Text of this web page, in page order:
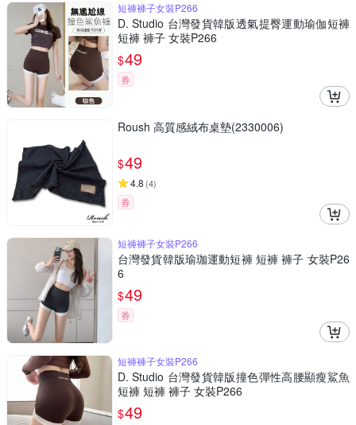
短褲褲子女裝P266
D. Studio 台灣發貨韓版透氣提臀運動瑜伽短褲
短褲 褲子 女裝P266
$49
券
Roush 高質感絨布桌墊(2330006)
$49
4.8 (4)
券
短褲褲子女裝P266
台灣發貨韓版瑜珈運動短褲 短褲 褲子 女裝P26
6
$49
券
短褲褲子女裝P266
D. Studio 台灣發貨韓版撞色彈性高腰顯瘦鯊魚
短褲 短褲 褲子 女裝P266
$49